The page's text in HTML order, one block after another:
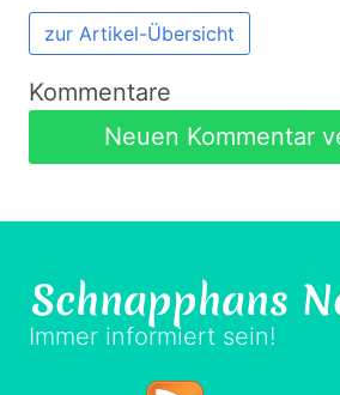
zur Artikel-Übersicht
Kommentare
Neuen Kommentar
Schnapphans
Immer informiert sein!